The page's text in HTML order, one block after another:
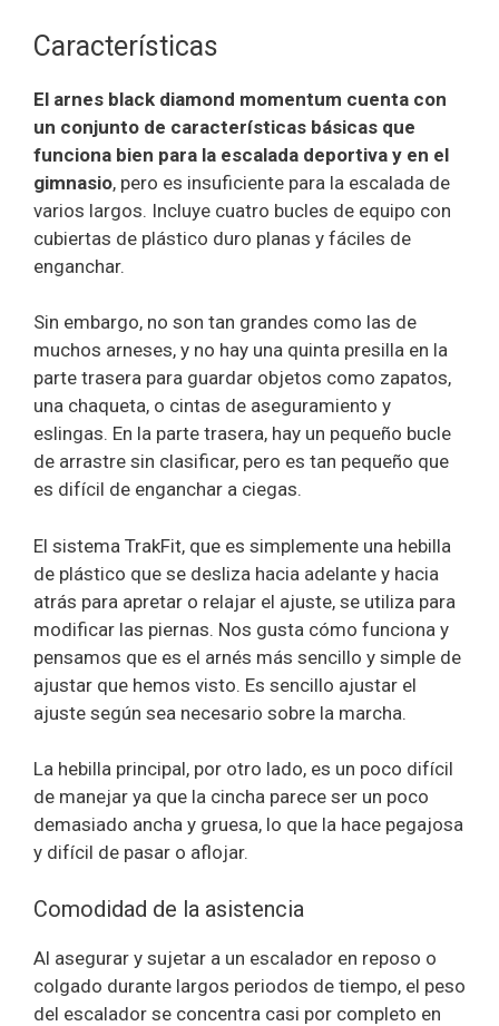
Características
El arnes black diamond momentum cuenta con
un conjunto de características básicas que
funciona bien para la escalada deportiva y en el
gimnasio, pero es insuficiente para la escalada de
varios largos. Incluye cuatro bucles de equipo con
cubiertas de plástico duro planas y fáciles de
enganchar.
Sin embargo, no son tan grandes como las de
muchos arneses, y no hay una quinta presilla en la
parte trasera para guardar objetos como zapatos,
una chaqueta, o cintas de aseguramiento y
eslingas. En la parte trasera, hay un pequeño bucle
de arrastre sin clasificar, pero es tan pequeño que
es difícil de enganchar a ciegas.
El sistema TrakFit, que es simplemente una hebilla
de plástico que se desliza hacia adelante y hacia
atrás para apretar o relajar el ajuste, se utiliza para
modificar las piernas. Nos gusta cómo funciona y
pensamos que es el arnés más sencillo y simple de
ajustar que hemos visto. Es sencillo ajustar el
ajuste según sea necesario sobre la marcha.
La hebilla principal, por otro lado, es un poco difícil
de manejar ya que la cincha parece ser un poco
demasiado ancha y gruesa, lo que la hace pegajosa
y difícil de pasar o aflojar.
Comodidad de la asistencia
Al asegurar y sujetar a un escalador en reposo o
colgado durante largos periodos de tiempo, el peso
del escalador se concentra casi por completo en